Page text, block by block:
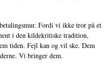
Fordi vi ikke tror på et
i den kildekritiske tradition,
tiden. Fejl kan og vil ske. Dem
Vi bringer dem.